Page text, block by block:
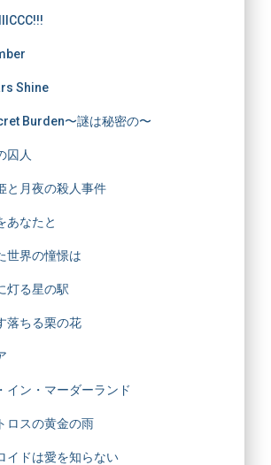
Shine
Burden〜謎は秘密の〜
囚人
と月夜の殺人事件
あなたと
世界の憧憬は
灯る星の駅
落ちる栗の花
イン・マーダーランド
ロスの黄金の雨
イドは愛を知らない